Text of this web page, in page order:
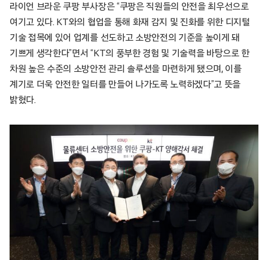
라이언 브라운 쿠팡 부사장은 “쿠팡은 직원들의 안전을 최우선으로
여기고 있다. KT와의 협업을 통해 화재 감지 및 진화를 위한 디지털
기술 접목에 있어 업계를 선도하고 소방안전의 기준을 높이게 돼
기쁘게 생각한다”면서 “KT의 풍부한 경험 및 기술력을 바탕으로 한
차원 높은 수준의 소방안전 관리 솔루션을 마련하게 됐으며, 이를
계기로 더욱 안전한 일터를 만들어 나가도록 노력하겠다”고 뜻을
밝혔다.